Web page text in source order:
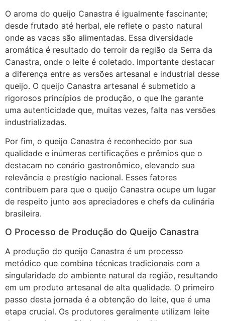
O aroma do queijo Canastra é igualmente fascinante;
desde frutado até herbal, ele reflete o pasto natural
onde as vacas são alimentadas. Essa diversidade
aromática é resultado do terroir da região da Serra da
Canastra, onde o leite é coletado. Importante destacar
a diferença entre as versões artesanal e industrial desse
queijo. O queijo Canastra artesanal é submetido a
rigorosos princípios de produção, o que lhe garante
uma autenticidade que, muitas vezes, falta nas versões
industrializadas.
Por fim, o queijo Canastra é reconhecido por sua
qualidade e inúmeras certificações e prêmios que o
destacam no cenário gastronômico, elevando sua
relevância e prestígio nacional. Esses fatores
contribuem para que o queijo Canastra ocupe um lugar
de respeito junto aos apreciadores e chefs da culinária
brasileira.
O Processo de Produção do Queijo Canastra
A produção do queijo Canastra é um processo
metódico que combina técnicas tradicionais com a
singularidade do ambiente natural da região, resultando
em um produto artesanal de alta qualidade. O primeiro
passo desta jornada é a obtenção do leite, que é uma
etapa crucial. Os produtores geralmente utilizam leite